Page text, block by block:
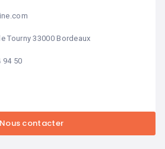
Tourny 33000 Bordeaux
94 50